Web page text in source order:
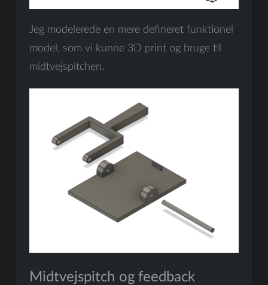
Jeg modelerede en mere defineret funktionel
model, som vi kunne 3D print og bruge til
midtvejspitchen.
Midtvejspitch og feedback